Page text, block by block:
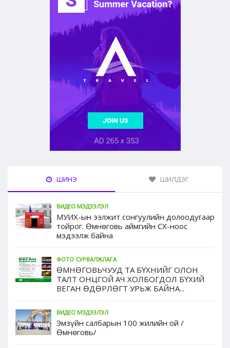
ШИНЭ ШИЛДЭГ
ВИДЕО МЭДЭЭЛЭЛ
МУИХ-ын ээлжит сонгуулийн долоодугаар
тойрог. Өмнөговь аймгийн СХ-ноос
мэдээлж байна
ФОТО СУРВАЛЖЛАГА
ӨМНӨГОВЬЧУУД ТА БҮХНИЙГ ОЛОН
ТАЛТ ОНЦГОЙ АЧ ХОЛБОГДОЛ БҮХИЙ
ВЕГАН ӨДӨРЛӨГТ УРЬЖ БАЙНА...
ВИДЕО МЭДЭЭЛЭЛ
Эмзүйн салбарын 100 жилийн ой /
Өмнөговь/